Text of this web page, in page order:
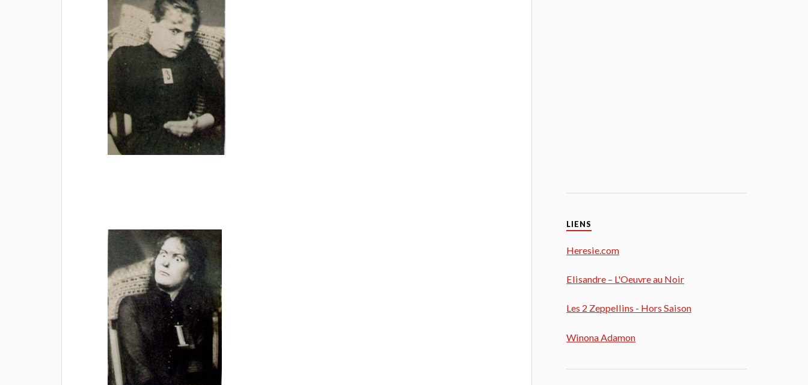
LIENS
Heresie.com
Elisandre – L'Oeuvre au Noir
Les 2 Zeppellins - Hors Saison
Winona Adamon